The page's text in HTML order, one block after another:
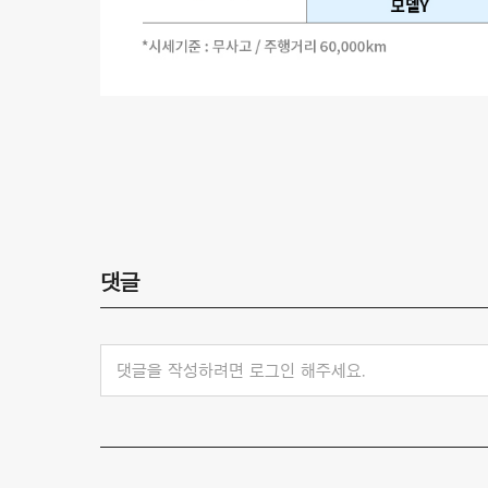
댓글
댓글을 작성하려면 로그인 해주세요.